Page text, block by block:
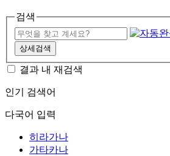
검색
상세검색
결과 내 재검색
인기 검색어
다국어 입력
히라가나
가타카나